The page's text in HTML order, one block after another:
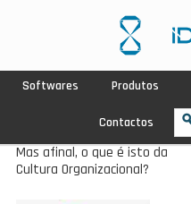
Softwares Produtos
Contactos
Mas afinal, o que é isto da
Cultura Organizacional?